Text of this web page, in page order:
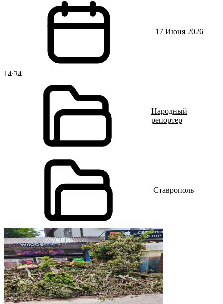
17 Июня 2026
14:34
Народный
репортер
Ставрополь